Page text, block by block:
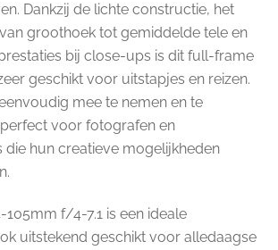
Dankzij de lichte constructie, het
groothoek tot gemiddelde tele en
bij close-ups is dit full-frame
geschikt voor uitstapjes en reizen.
mee te nemen en te
voor fotografen en
hun creatieve mogelijkheden
105mm f/4-7.1 is een ideale
uitstekend geschikt voor alledaagse